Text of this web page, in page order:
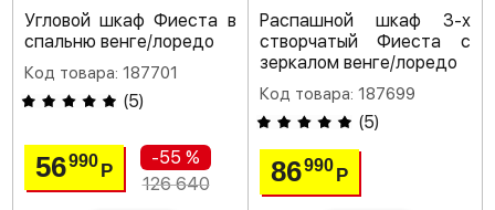
Угловой шкаф Фиеста в
спальню венге/лоредо
Код товара: 187701
(5)
56990Р
-55 %
126 640
Распашной шкаф 3-х
створчатый Фиеста с
зеркалом венге/лоредо
Код товара: 187699
(5)
86990 Р